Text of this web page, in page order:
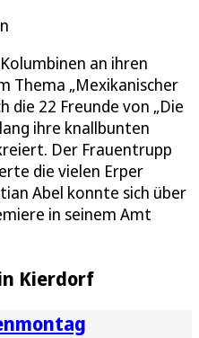
an ihren
Thema „Mexikanischer
die 22 Freunde von „Die
ihre knallbunten
Der Frauentrupp
die vielen Erper
Abel konnte sich über
in seinem Amt
Kierdorf